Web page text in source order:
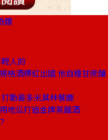
蹟
人的
格酒標紅出國 他自種甘蔗釀
動最多米其林餐廳
地瓜打造金牌蒸餾酒